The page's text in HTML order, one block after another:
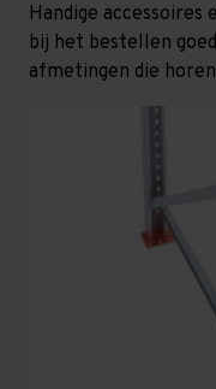
Handige
bij het bestellen
afmetingen die